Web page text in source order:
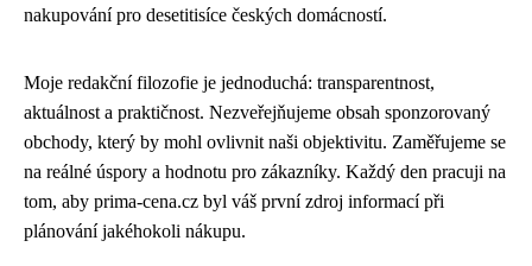
nakupování pro desetitisíce českých domácností.
Moje redakční filozofie je jednoduchá: transparentnost,
aktuálnost a praktičnost. Nezveřejňujeme obsah sponzorovaný
obchody, který by mohl ovlivnit naši objektivitu. Zaměřujeme se
na reálné úspory a hodnotu pro zákazníky. Každý den pracuji na
tom, aby prima-cena.cz byl váš první zdroj informací při
plánování jakéhokoli nákupu.